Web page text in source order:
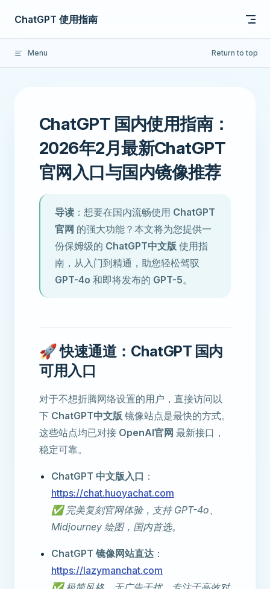
Skip to content
ChatGPT 使用指南
Menu Return to top
ChatGPT 国内使用指南：
2026年2月最新ChatGPT
官网入口与国内镜像推荐
导读 ：想要在国内流畅使用 ChatGPT
官网 的强大功能？本文将为您提供一
份保姆级的 ChatGPT中文版 使用指
南，从入门到精通，助您轻松驾驭
GPT-4o 和即将发布的 GPT-5。
🚀 快速通道：ChatGPT 国内
可用入口
对于不想折腾网络设置的用户，直接访问以
下 ChatGPT中文版 镜像站点是最快的方式。
这些站点均已对接 OpenAI官网 最新接口，
稳定可靠。
ChatGPT 中文版入口 ：
https://chat.huoyachat.com
✅ 完美复刻官网体验，支持 GPT-4o、
Midjourney 绘图，国内首选。
ChatGPT 镜像网站直达 ：
https://lazymanchat.com